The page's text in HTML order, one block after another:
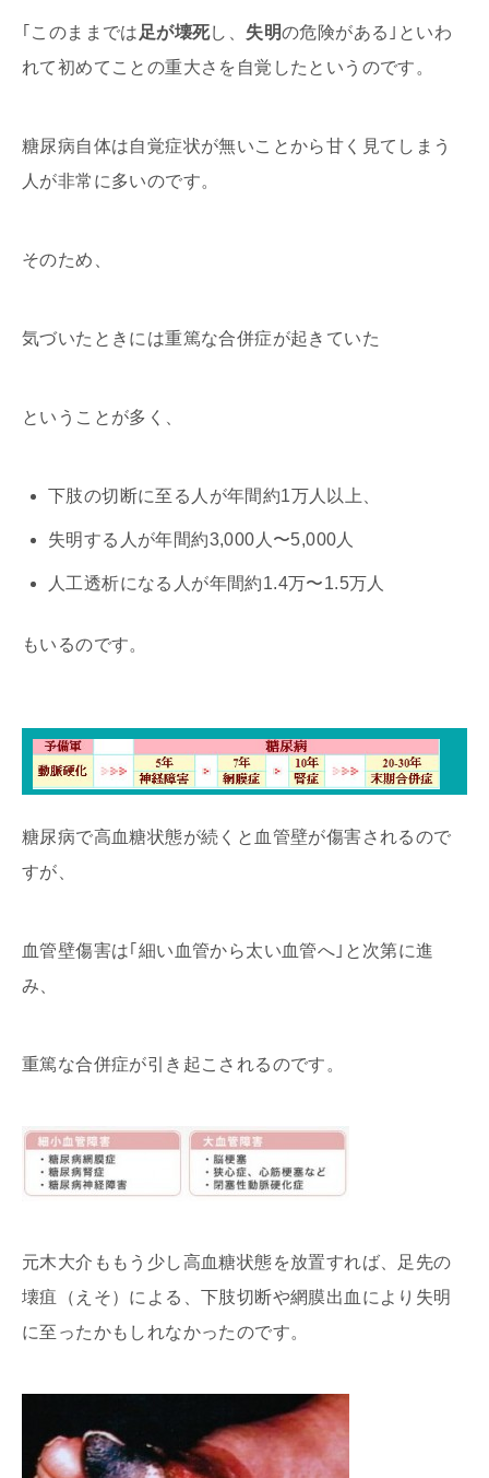
｢このままでは 足が壊死し、 失明の危険がある｣といわ
れて初めてことの重大さを自覚したというのです。
糖尿病自体は自覚症状が無いことから甘く見てしまう
人が非常に多いのです。
そのため、
気づいたときには重篤な合併症が起きていた
ということが多く、
下肢の切断に至る人が年間約1万人以上、
失明する人が年間約3,000人〜5,000人
人工透析になる人が年間約1.4万〜1.5万人
もいるのです。
糖尿病で高血糖状態が続くと血管壁が傷害されるので
すが、
血管壁傷害は｢細い血管から太い血管へ｣と次第に進
み、
重篤な合併症が引き起こされるのです。
元木大介ももう少し高血糖状態を放置すれば、足先の
壊疽（えそ）による、下肢切断や網膜出血により失明
に至ったかもしれなかったのです。